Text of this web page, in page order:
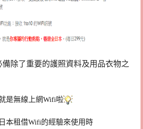
除了重要的護照資料及用品衣物之
是無線上網Wifi啦
本租借Wifi的經驗來使用時